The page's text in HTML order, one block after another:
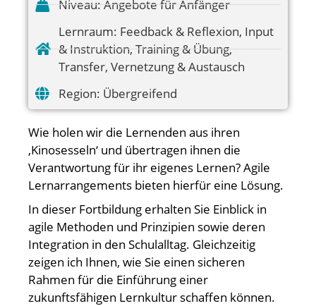
Niveau: Angebote für Anfänger
Lernraum: Feedback & Reflexion, Input
& Instruktion, Training & Übung,
Transfer, Vernetzung & Austausch
Region: Übergreifend
Wie holen wir die Lernenden aus ihren
‚Kinosesseln‘ und übertragen ihnen die
Verantwortung für ihr eigenes Lernen? Agile
Lernarrangements bieten hierfür eine Lösung.
In dieser Fortbildung erhalten Sie Einblick in
agile Methoden und Prinzipien sowie deren
Integration in den Schulalltag. Gleichzeitig
zeigen ich Ihnen, wie Sie einen sicheren
Rahmen für die Einführung einer
zukunftsfähigen Lernkultur schaffen können.